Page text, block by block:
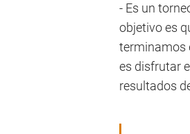
- Es un
objetivo es
terminamos
es disfrutar
resultados